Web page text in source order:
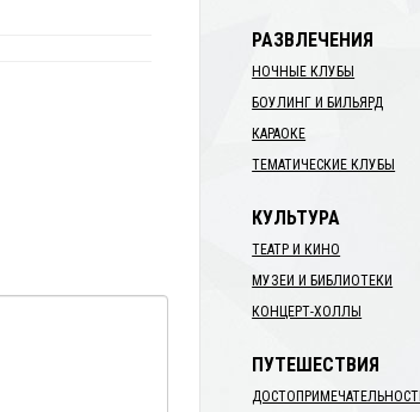
РАЗВЛЕЧЕНИЯ
НОЧНЫЕ КЛУБЫ
БОУЛИНГ И БИЛЬЯРД
КАРАОКЕ
ТЕМАТИЧЕСКИЕ КЛУБЫ
КУЛЬТУРА
ТЕАТР И КИНО
МУЗЕИ И БИБЛИОТЕКИ
КОНЦЕРТ-ХОЛЛЫ
ПУТЕШЕСТВИЯ